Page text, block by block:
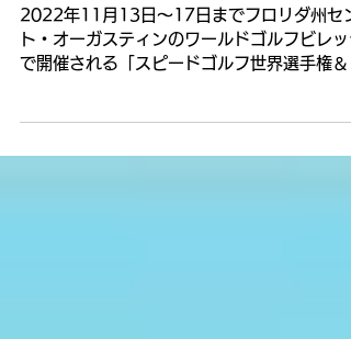
2022年11月13日〜17日までフロリダ州セン
ト・オーガスティンのワールドゴルフビレッ
で開催される「スピードゴルフ世界選手権＆
協会を含めた各...